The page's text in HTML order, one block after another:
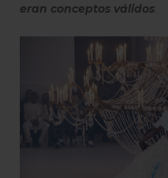
eran conceptos válidos.